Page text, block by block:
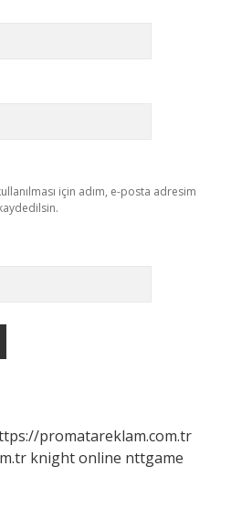
için adım, e-posta adresim
promatareklam.com.tr
knight online nttgame